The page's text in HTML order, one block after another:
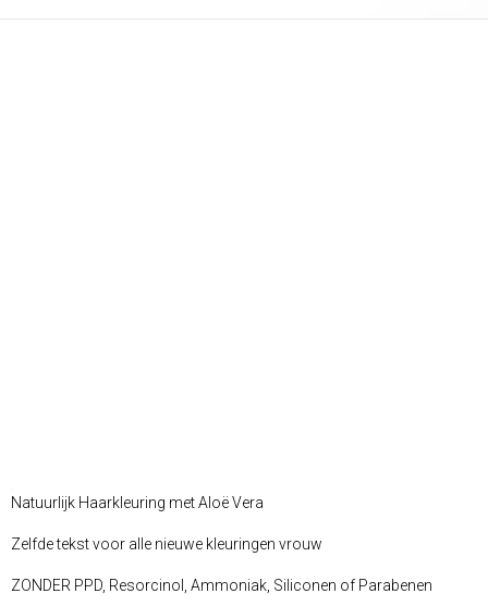
Natuurlijk Haarkleuring met Aloë Vera
Zelfde tekst voor alle nieuwe kleuringen vrouw
ZONDER PPD, Resorcinol, Ammoniak, Siliconen of Parabenen